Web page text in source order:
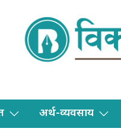
अर्थ-व्यवसाय